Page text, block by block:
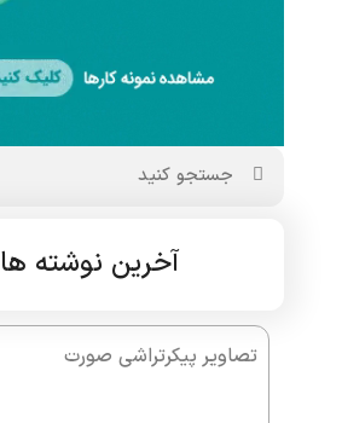
آخرین نوشته ها
تصاویر پیکرتراشی صورت